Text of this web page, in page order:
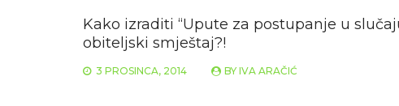
Kako izraditi “Upute za postupanje u
obiteljski smještaj?!
3 PROSINCA, 2014 BY IVA ARAČIĆ